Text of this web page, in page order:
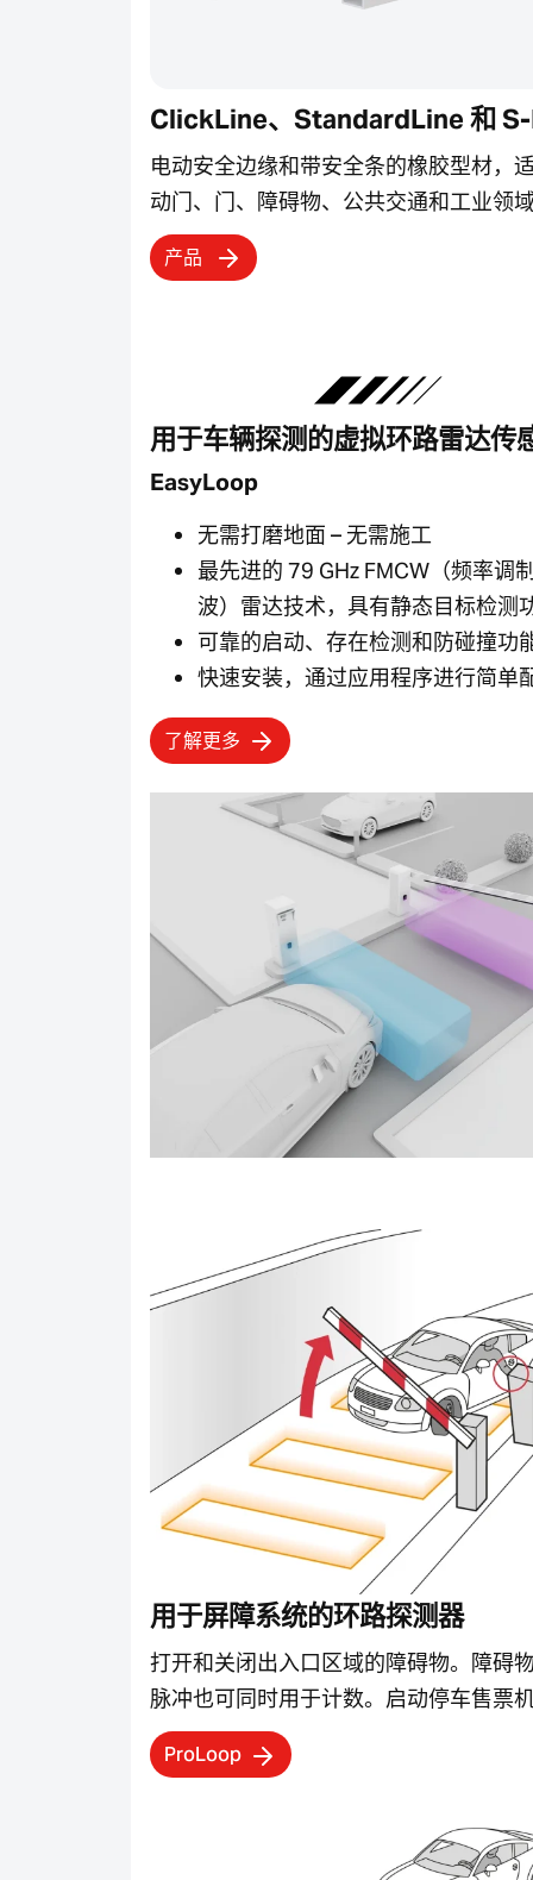
ClickLine、StandardLine 和
电动安全边缘和带安全条的橡胶型材，
动门、门、障碍物、公共交通和工业领
产品
用于车辆探测的虚拟环路雷达传
EasyLoop
无需打磨地面 – 无需施工
最先进的 79 GHz FMCW（频率调
波）雷达技术，具有静态目标检测
可靠的启动、存在检测和防碰撞功
快速安装，通过应用程序进行简单
了解更多
用于屏障系统的环路探测器
打开和关闭出入口区域的障碍物。障碍
脉冲也可同时用于计数。启动停车售票
ProLoop